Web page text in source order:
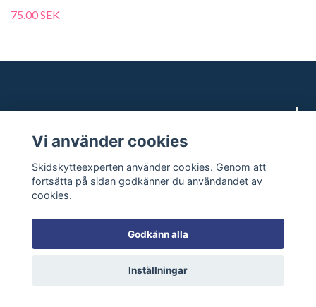
75.00 SEK
Vi kan skidskytte!
Sociala medier
Vi använder cookies
Skidskytteexperten använder cookies. Genom att
fortsätta på sidan godkänner du användandet av
cookies.
Godkänn alla
Inställningar